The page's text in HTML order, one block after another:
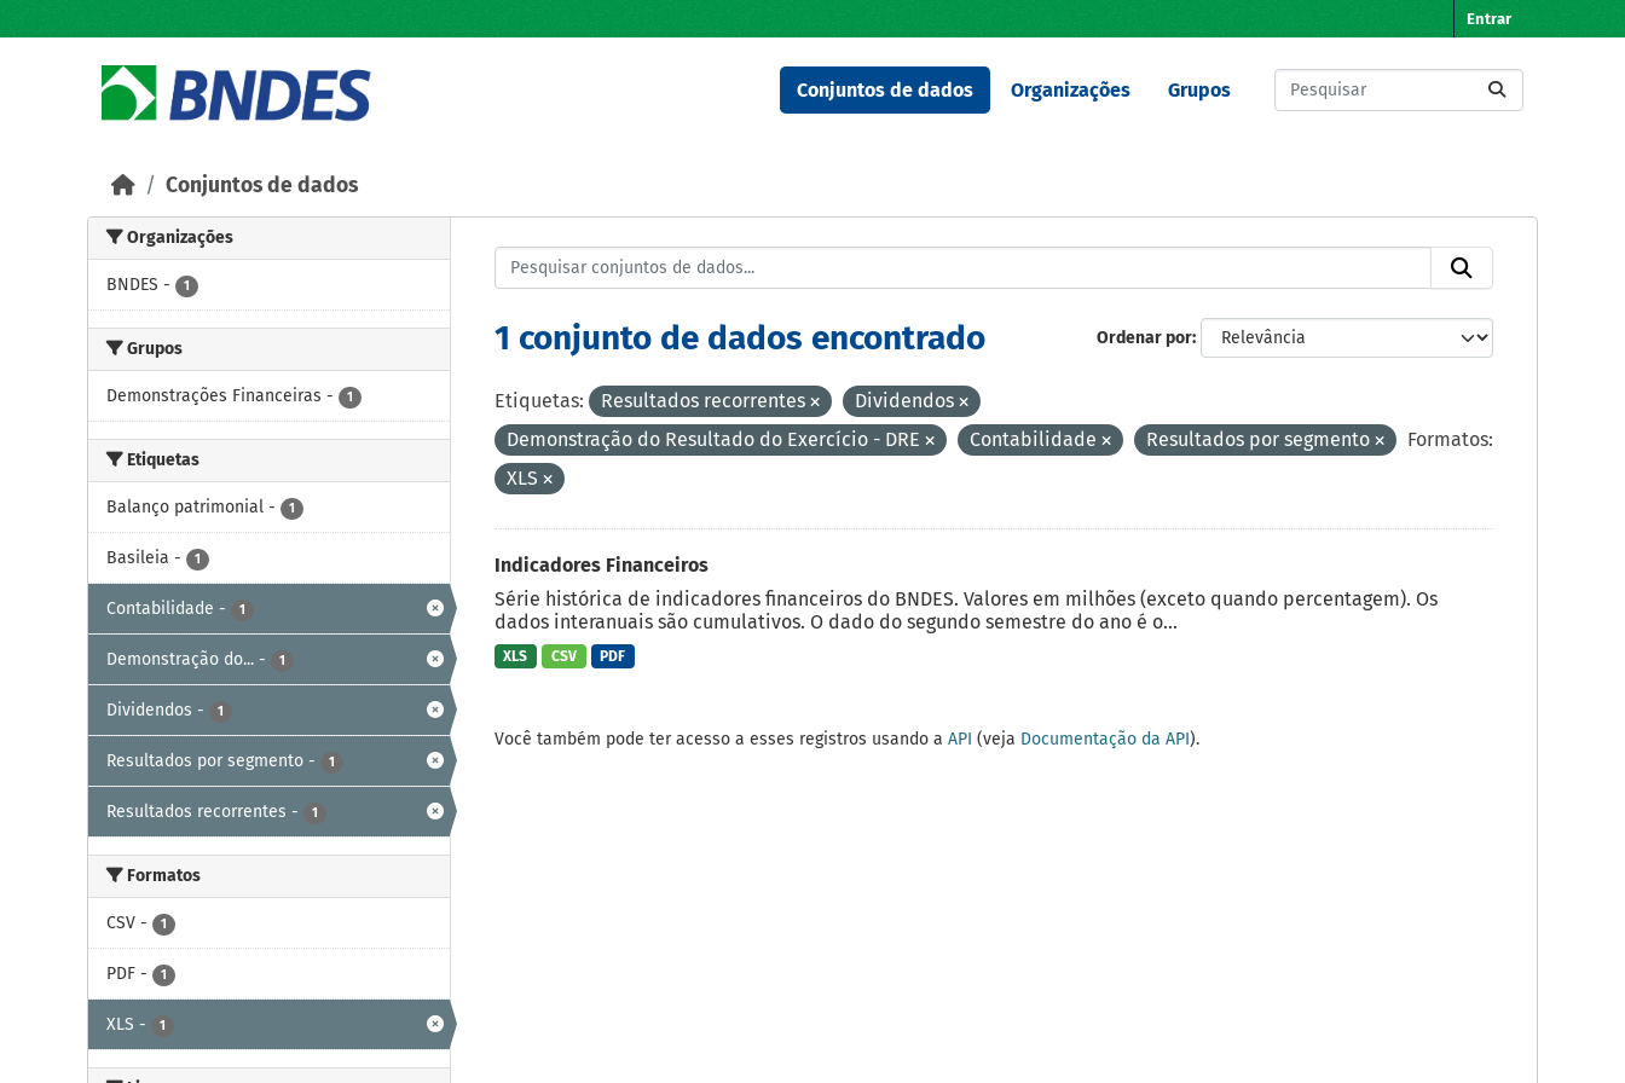
Entrar
Conjuntos de dados Organizações Grupos
Conjuntos de dados
Organizações
BNDES - 1
Grupos
Demonstrações Financeiras - 1
Etiquetas
Balanço patrimonial - 1
Basileia - 1
Contabilidade - 1
Demonstração do... - 1
Dividendos - 1
Resultados por segmento - 1
Resultados recorrentes - 1
Formatos
CSV - 1
PDF - 1
XLS - 1
Ordenar por
1 conjunto de dados encontrado
Etiquetas: Resultados recorrentes
Dividendos
Demonstração do Resultado do Exercício - DRE
Contabilidade Resultados por segmento
Formatos:
XLS
Indicadores Financeiros
Série histórica de indicadores financeiros do BNDES. Valores em milhões (exceto quando percentagem). Os
dados interanuais são cumulativos. O dado do segundo semestre do ano é o...
XLS CSV PDF
Você também pode ter acesso a esses registros usando a API (veja Documentação da API).